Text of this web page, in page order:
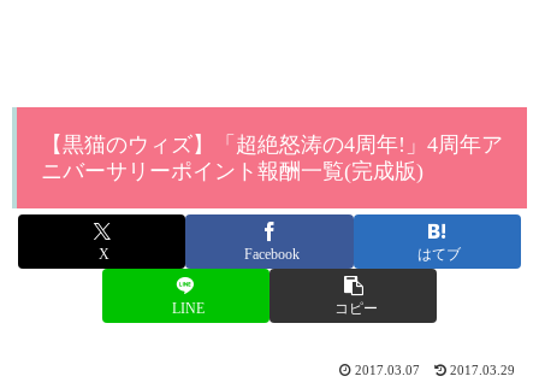
【黒猫のウィズ】「超絶怒涛の4周年!」4周年ア
ニバーサリーポイント報酬一覧(完成版)
X Facebook はてブ
LINE コピー
2017.03.07 2017.03.29